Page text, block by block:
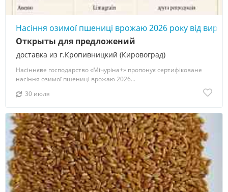
Насіння озимої пшениці врожаю 2026 року від
доставка из г.Кропивницкий (Кировоград)
Открыты для предложений
Насіннєве господарство «Мічуріна+» пропонує сертифіковане
насіння озимої пшениці врожаю 2026...
30 июля